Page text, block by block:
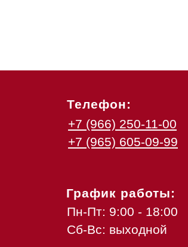
Телефон:
График работы:
+7 (966) 250-11-00
+7 (965) 605-09-99
Пн-Пт: 9:00 - 18:00
Сб-Вс: выходной